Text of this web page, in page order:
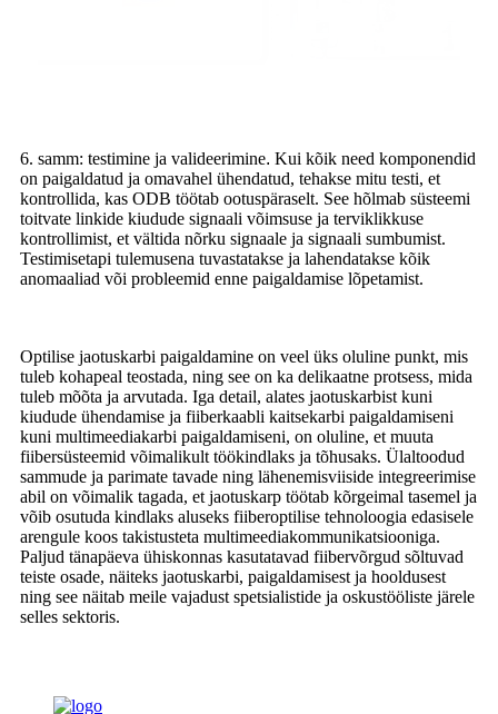
6. samm: testimine ja valideerimine. Kui kõik need komponendid
on paigaldatud ja omavahel ühendatud, tehakse mitu testi, et
kontrollida, kas ODB töötab ootuspäraselt. See hõlmab süsteemi
toitvate linkide kiudude signaali võimsuse ja terviklikkuse
kontrollimist, et vältida nõrku signaale ja signaali sumbumist.
Testimisetapi tulemusena tuvastatakse ja lahendatakse kõik
anomaaliad või probleemid enne paigaldamise lõpetamist.
Optilise jaotuskarbi paigaldamine on veel üks oluline punkt, mis
tuleb kohapeal teostada, ning see on ka delikaatne protsess, mida
tuleb mõõta ja arvutada. Iga detail, alates jaotuskarbist kuni
kiudude ühendamise ja fiiberkaabli kaitsekarbi paigaldamiseni
kuni multimeediakarbi paigaldamiseni, on oluline, et muuta
fiibersüsteemid võimalikult töökindlaks ja tõhusaks. Ülaltoodud
sammude ja parimate tavade ning lähenemisviiside integreerimise
abil on võimalik tagada, et jaotuskarp töötab kõrgeimal tasemel ja
võib osutuda kindlaks aluseks fiiberoptilise tehnoloogia edasisele
arengule koos takistusteta multimeediakommunikatsiooniga.
Paljud tänapäeva ühiskonnas kasutatavad fiibervõrgud sõltuvad
teiste osade, näiteks jaotuskarbi, paigaldamisest ja hooldusest
ning see näitab meile vajadust spetsialistide ja oskustööliste järele
selles sektoris.